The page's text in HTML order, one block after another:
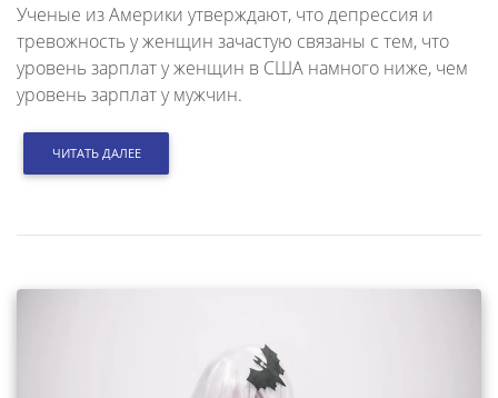
Ученые из Америки утверждают, что депрессия и
тревожность у женщин зачастую связаны с тем, что
уровень зарплат у женщин в США намного ниже, чем
уровень зарплат у мужчин.
ЧИТАТЬ ДАЛЕЕ